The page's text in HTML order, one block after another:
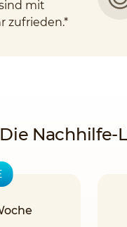
mit
zufrieden.*
Die Nachhilfe-